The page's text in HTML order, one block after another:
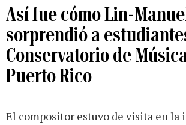
Así fue cómo Lin-
sorprendió a
Conservatorio de
Puerto Rico
El compositor estuvo de visita en la